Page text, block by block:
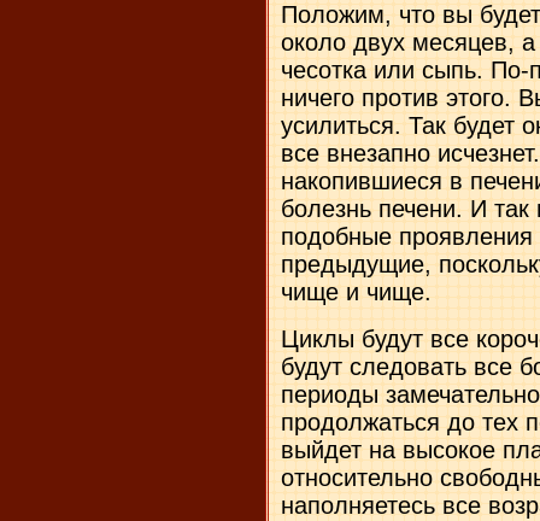
Положим, что вы
около двух месяцев,
чесотка или сыпь.
ничего против этого.
усилиться. Так будет
все внезапно
накопившиеся в
болезнь печени. И
подобные проявления
предыдущие,
чище и чище.
Циклы будут все
будут следовать все
периоды
продолжаться до тех
выйдет на высокое
относительно
наполняетесь все